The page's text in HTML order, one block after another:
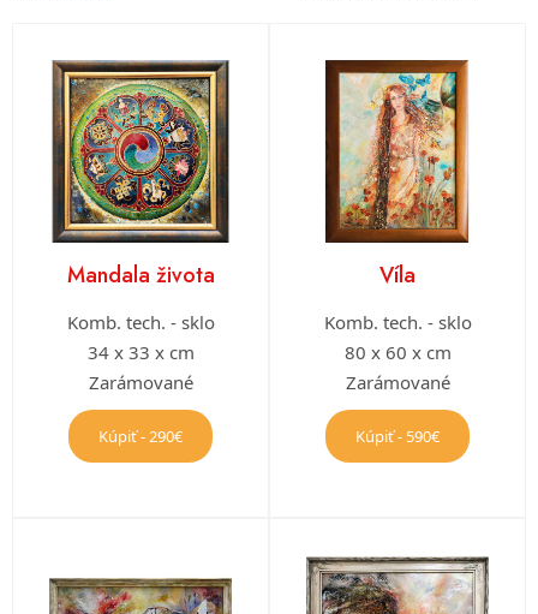
Mandala života
Komb. tech. - sklo
34 x 33 x cm
Zarámované
Kúpiť - 290€
Víla
Komb. tech. - sklo
80 x 60 x cm
Zarámované
Kúpiť - 590€